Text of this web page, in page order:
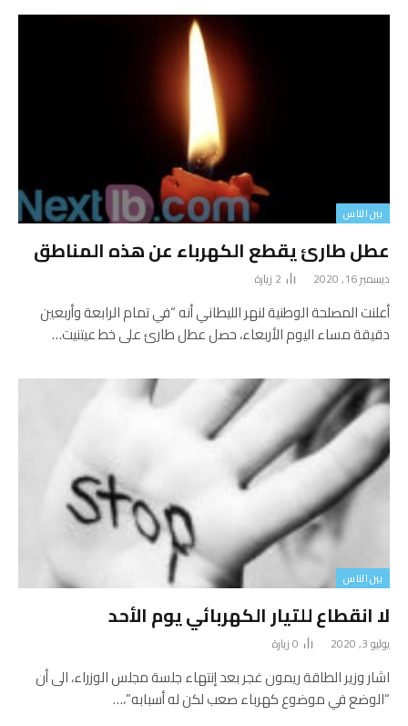
بين الناس
عطل طارئ يقطع الكهرباء عن هذه المناطق
ديسمبر 16, 2020 2 زيارة
أعلنت المصلحة الوطنية لنهر الليطاني أنه “في تمام الرابعة وأربعين
دقيقة مساء اليوم الأربعاء، حصل عطل طارئ على خط عيتنيت…
بين الناس
لا انقطاع للتيار الكهربائي يوم الأحد
يوليو 3, 2020 0زيارة
اشار وزير الطاقة ريمون غجر بعد إنتهاء جلسة مجلس الوزراء، الى أن
“الوضع في موضوع كهرباء صعب لكن له أسبابه”،…